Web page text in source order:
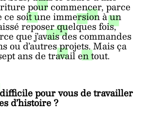
pour commencer, parce
ce soit une immersion à un
reposer quelques fois,
que j’avais des commandes
ou d’autres projets. Mais ça
ans de travail en tout.
pour vous de travailler
d’histoire ?